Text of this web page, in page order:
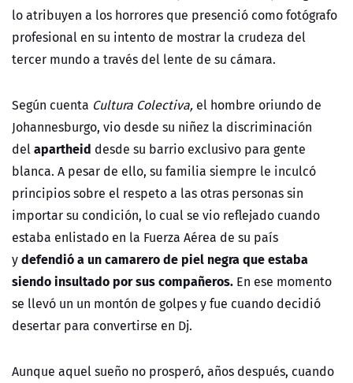
lo atribuyen a los horrores que presenció como fotógrafo
profesional en su intento de mostrar la crudeza del
tercer mundo a través del lente de su cámara.
Según cuenta Cultura Colectiva, el hombre oriundo de
Johannesburgo, vio desde su niñez la discriminación
delapartheid desde su barrio exclusivo para gente
blanca. A pesar de ello, su familia siempre le inculcó
principios sobre el respeto a las otras personas sin
importar su condición, lo cual se vio reflejado cuando
estaba enlistado en la Fuerza Aérea de su país
ydefendió a un camarero de piel negra que estaba
siendo insultado por sus compañeros. En ese momento
se llevó un un montón de golpes y fue cuando decidió
desertar para convertirse en Dj.
Aunque aquel sueño no prosperó, años después, cuando